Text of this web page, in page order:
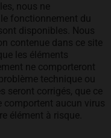
nous ne
fonctionnement du
disponibles. Nous
contenue dans ce site
les éléments
ne comporteront
technique ou
seront corrigés, que ce
comportent aucun virus
élément à risque.